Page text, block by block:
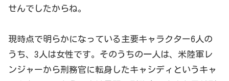
せんでしたからね。
現時点で明らかになっている主要キャラクター6人の
うち、3人は女性です。そのうちの一人は、米陸軍レ
ンジャーから刑務官に転身したキャシディというキャ